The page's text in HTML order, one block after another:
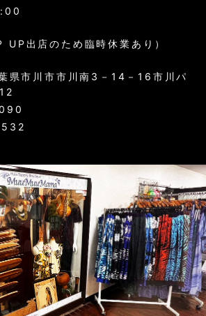
UP出店のため臨時休業あり）
市川市市川南3－14－16市川パ